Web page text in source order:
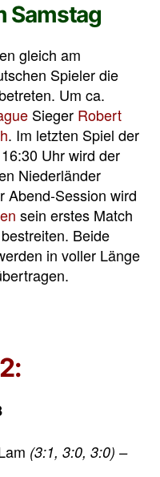
Samstag
gleich am
Spieler die
Um ca.
Sieger Robert
. Im letzten Spiel der
Uhr wird der
Niederländer
Abend-Session wird
sein erstes Match
Beide
in voller Länge
(3:1, 3:0, 3:0) –